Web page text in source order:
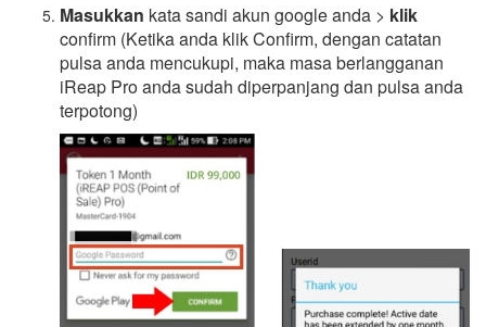
Masukkan kata sandi akun google anda > klik
confirm (Ketika anda klik Confirm, dengan catatan
pulsa anda mencukupi, maka masa berlangganan
iReap Pro anda sudah diperpanjang dan pulsa anda
terpotong)